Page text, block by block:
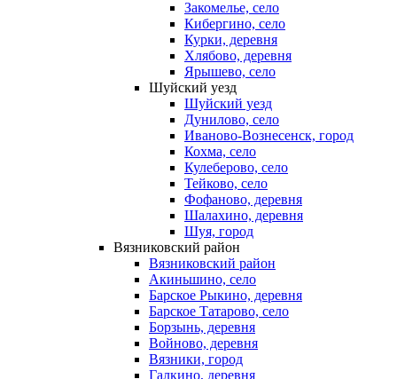
Закомелье, село
Кибергино, село
Курки, деревня
Хлябово, деревня
Ярышево, село
Шуйский уезд
Шуйский уезд
Дунилово, село
Иваново-Вознесенск, город
Кохма, село
Кулеберово, село
Тейково, село
Фофаново, деревня
Шалахино, деревня
Шуя, город
Вязниковский район
Вязниковский район
Акиньшино, село
Барское Рыкино, деревня
Барское Татарово, село
Борзынь, деревня
Войново, деревня
Вязники, город
Галкино, деревня